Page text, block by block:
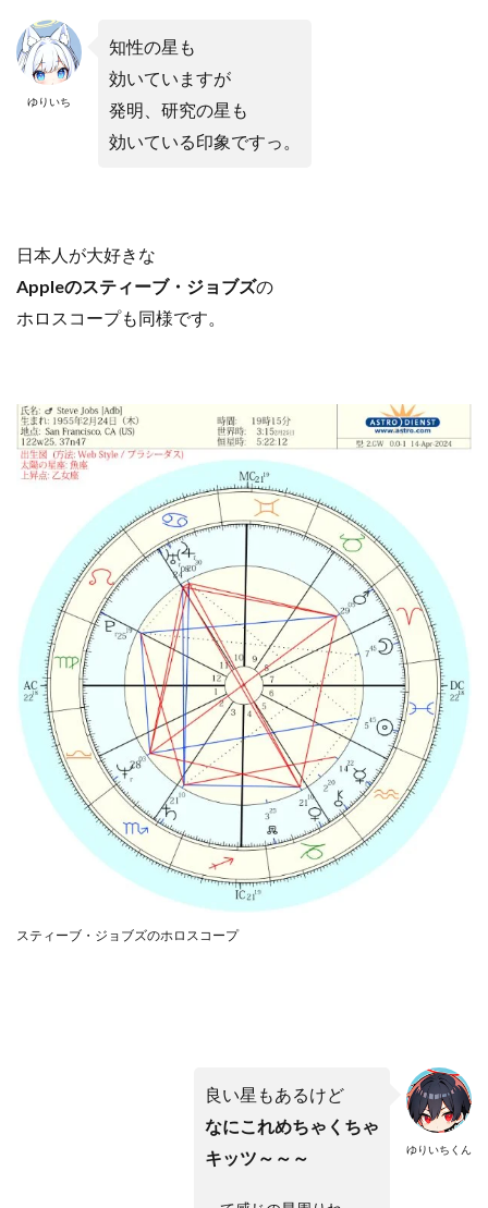
ゆりいち
知性の星も
効いていますが
発明、研究の星も
効いている印象ですっ。
日本人が大好きな
Appleのスティーブ・ジョブズの
ホロスコープも同様です。
スティーブ・ジョブズのホロスコープ
ゆりいちくん
良い星もあるけど
なにこれめちゃくちゃ
キッツ～～～